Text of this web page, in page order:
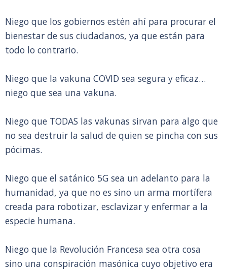
Niego que los gobiernos estén ahí para procurar el
bienestar de sus ciudadanos, ya que están para
todo lo contrario.
Niego que la vakuna COVID sea segura y eficaz…
niego que sea una vakuna.
Niego que TODAS las vakunas sirvan para algo que
no sea destruir la salud de quien se pincha con sus
pócimas.
Niego que el satánico 5G sea un adelanto para la
humanidad, ya que no es sino un arma mortífera
creada para robotizar, esclavizar y enfermar a la
especie humana.
Niego que la Revolución Francesa sea otra cosa
sino una conspiración masónica cuyo objetivo era